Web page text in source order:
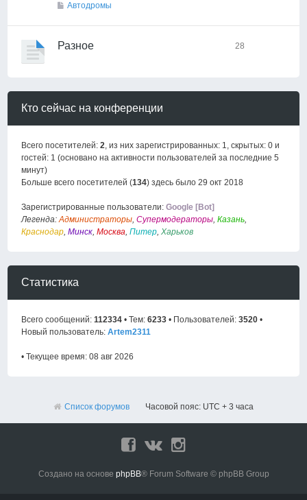
Автодромы
Разное 28
Кто сейчас на конференции
Всего посетителей:2, из них зарегистрированных: 1, скрытых: 0 и
гостей: 1 (основано на активности пользователей за последние 5
минут)
Больше всего посетителей (134) здесь было 29 окт 2018
Зарегистрированные пользователи:Google [Bot]
Легенда:Администраторы,Супермодераторы,Казань,
Краснодар,Минск,Москва,Питер,Харьков
Статистика
Всего сообщений:112334 • Тем:6233 • Пользователей:3520 •
Новый пользователь:Artem2311
• Текущее время: 08 авг 2026
Список форумов Часовой пояс: UTC + 3 часа
Создано на основе phpBB® Forum Software © phpBB Group